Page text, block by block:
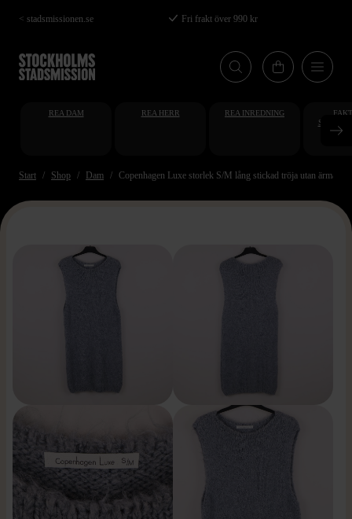
Hoppa
till
huvudinnehåll
< stadsmissionen.se Fri frakt över 990 kr
REA DAM REA HERR REA INREDNING
Start Shop Dam Copenhagen Luxe storlek S/M lång stickad tröja utan ärmar